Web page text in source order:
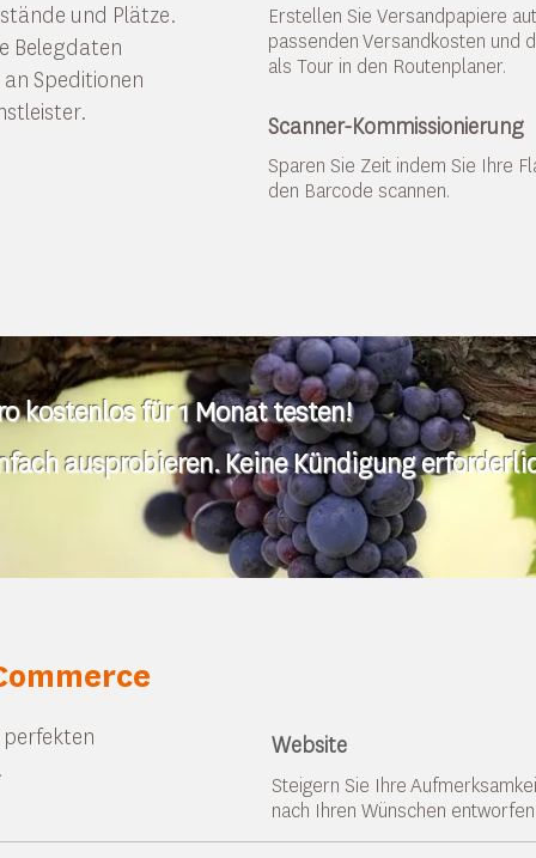
und Plätze.
Belegdaten
Speditionen
Erstellen Sie Versandpapiere
passenden Versandkosten und
als Tour in den Routenplaner.
Scanner-Kommissionierung
Sparen Sie Zeit indem Sie Ihre
den Barcode scannen.
kostenlos für 1 Monat testen!
ausprobieren. Keine Kündigung
Website
Steigern Sie Ihre
nach Ihren Wünschen